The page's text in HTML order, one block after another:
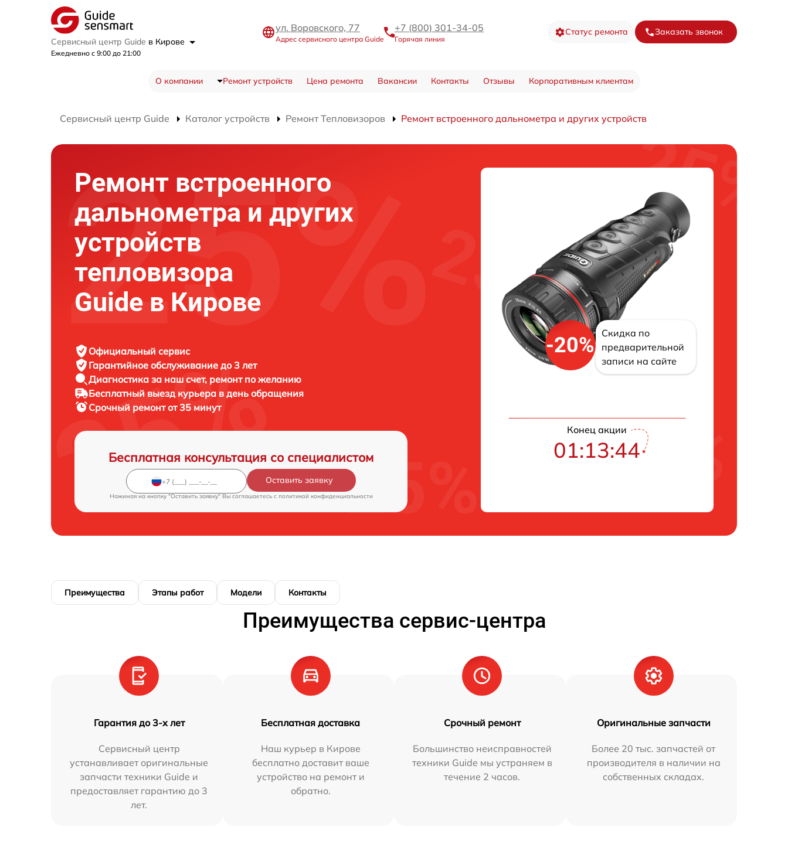
Сервисный центр Guide в Кирове
Ежедневно с 9:00 до 21:00
ул. Воровского, 77
Адрес сервисного центра Guide
+7 (800) 301-34-05
Горячая линия
Статус ремонта Заказать звонок
О компании Ремонт устройств Цена ремонта Вакансии Контакты Отзывы Корпоративным клиентам
Сервисный центр Guide Каталог устройств Ремонт Тепловизоров Ремонт встроенного дальнометра и других устройств
Ремонт встроенного
дальнометра и других
устройств
тепловизора
Guide в Кирове
Официальный сервис
Гарантийное обслуживание до 3 лет
Диагностика за наш счет, ремонт по желанию
Бесплатный выезд курьера в день обращения
Срочный ремонтот 35 минут
Бесплатная консультация со специалистом
Оставить заявку
Нажимая на кнопку "Оставить заявку" Вы соглашаетесь c политикой конфиденциальности
-20%
Скидка по
предварительной
записи на сайте
Конец акции
01:13:43
Преимущества Этапы работ Модели Контакты
Преимущества сервис-центра
Гарантия до 3-х лет
Сервисный центр
устанавливает оригинальные
запчасти техники Guide и
предоставляет гарантию до 3
лет.
Бесплатная доставка
Наш курьер в Кирове
бесплатно доставит ваше
устройство на ремонт и
обратно.
Срочный ремонт
Большинство неисправностей
техники Guide мы устраняем в
течение 2 часов.
Оригинальные запчасти
Более 20 тыс. запчастей от
производителя в наличии на
собственных складах.